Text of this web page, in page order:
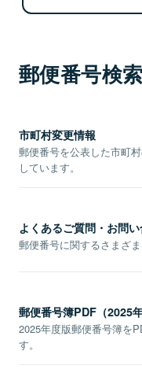
郵便番号検
市町村変更情報
郵便番号を公表した市町
しています。
よくあるご質問・お問
郵便番号に関するさまざ
郵便番号簿PDF（2025年
2025年度版郵便番号簿を
す。